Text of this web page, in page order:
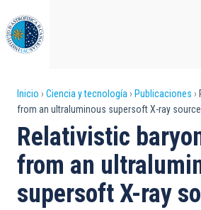
al
contenido
principal
Sobrescribir
enlaces
de
ayuda
a
Inicio Ciencia y tecnología Publicaciones
from an ultraluminous supersoft X-ray source
Relativistic
from an
supersoft X-ray